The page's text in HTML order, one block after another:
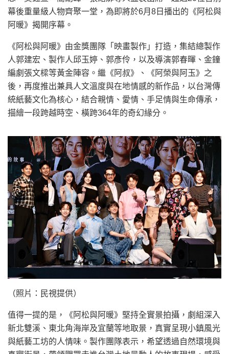
幕後重量級人物齊聚一堂，為即將於6月8日播出的《阿松與
阿暖》揭開序幕。
《阿松與阿暖》由金獎團隊「映畫製作」打造，集結總製作
人郭建宏、製作人邱玉婷、郭彥伶，以及導演郭春暉、金鐘
編劇張文樑等黃金陣容。繼《阿叔》、《阿榮與阿玉》之
後，再度推出兼具人文溫度與在地情感的新作品，以台灣傳
統紙藝文化為核心，結合親情、愛情、手足情與生命傳承，
描繪一段跨越時空、橫跨364年的奇幻緣分。
（照片：民視提供）
值得一提的是，《阿松與阿暖》堅持全實景拍攝，劇組深入
新北雙溪、東北角海岸及宜蘭等地取景，真實呈現小鎮風光
與紙藝工坊的人情味。製作團隊表示，希望透過自然環境與